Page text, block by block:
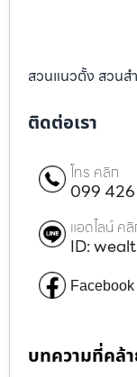
สวนแนวตั้ง สวนส
ติดต่อเรา
โทร คลิก
099
แอดไลน์ ค
ID:
บทความที่คล้